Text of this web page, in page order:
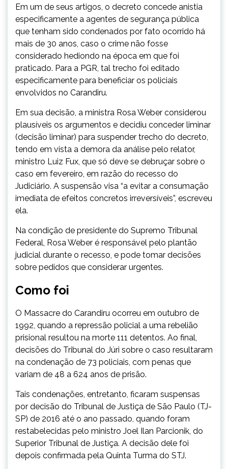
Em um de seus artigos, o decreto concede anistia
especificamente a agentes de segurança pública
que tenham sido condenados por fato ocorrido há
mais de 30 anos, caso o crime não fosse
considerado hediondo na época em que foi
praticado. Para a PGR, tal trecho foi editado
especificamente para beneficiar os policiais
envolvidos no Carandiru.
Em sua decisão, a ministra Rosa Weber considerou
plausíveis os argumentos e decidiu conceder liminar
(decisão liminar) para suspender trecho do decreto,
tendo em vista a demora da análise pelo relator,
ministro Luiz Fux, que só deve se debruçar sobre o
caso em fevereiro, em razão do recesso do
Judiciário. A suspensão visa “a evitar a consumação
imediata de efeitos concretos irreversíveis”, escreveu
ela.
Na condição de presidente do Supremo Tribunal
Federal, Rosa Weber é responsável pelo plantão
judicial durante o recesso, e pode tomar decisões
sobre pedidos que considerar urgentes.
Como foi
O Massacre do Carandiru ocorreu em outubro de
1992, quando a repressão policial a uma rebelião
prisional resultou na morte 111 detentos. Ao final,
decisões do Tribunal do Júri sobre o caso resultaram
na condenação de 73 policiais, com penas que
variam de 48 a 624 anos de prisão.
Tais condenações, entretanto, ficaram suspensas
por decisão do Tribunal de Justiça de São Paulo (TJ-
SP) de 2016 até o ano passado, quando foram
restabelecidas pelo ministro Joel Ilan Parcionik, do
Superior Tribunal de Justiça. A decisão dele foi
depois confirmada pela Quinta Turma do STJ.